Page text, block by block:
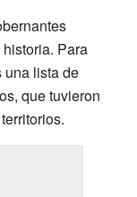
Para
una lista de
que tuvieron